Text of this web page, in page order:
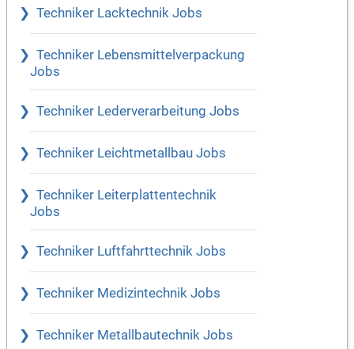
Techniker Lacktechnik Jobs
Techniker Lebensmittelverpackung
Jobs
Techniker Lederverarbeitung Jobs
Techniker Leichtmetallbau Jobs
Techniker Leiterplattentechnik
Jobs
Techniker Luftfahrttechnik Jobs
Techniker Medizintechnik Jobs
Techniker Metallbautechnik Jobs